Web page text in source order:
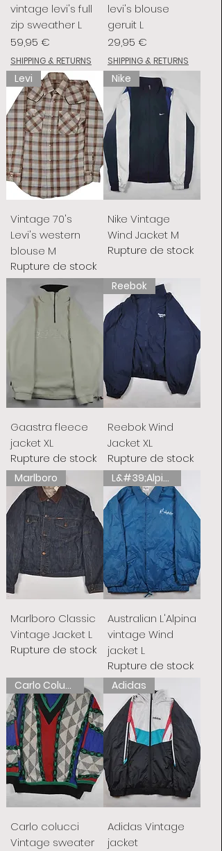
vintage levi's full
zip sweather L
Prix
59,95 €
SHIPPING & RETURNS
levi's blouse
geruit L
Prix
29,95 €
SHIPPING & RETURNS
Levi
Vintage 70's
Levi's western
blouse M
Rupture de stock
Nike
Nike Vintage
Wind Jacket M
Rupture de stock
Gaastra fleece
jacket XL
Rupture de stock
Reebok
Reebok Wind
Jacket XL
Rupture de stock
Marlboro
Marlboro Classic
Vintage Jacket L
Rupture de stock
L&#39;Alpina australienne
Australian L'Alpina
vintage Wind
jacket L
Rupture de stock
Carlo Colucci
Carlo colucci
Vintage sweater
Adidas
Adidas Vintage
jacket